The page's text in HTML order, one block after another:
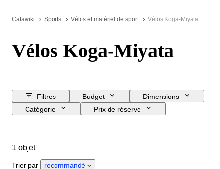
Catawiki Sports Vélos et matériel de sport Vélos Koga-Miyata
Vélos Koga-Miyata
Filtres Budget
Dimensions
Catégorie
Prix de réserve
Pays d’origine
Époque
1 objet
Trier par recommandé